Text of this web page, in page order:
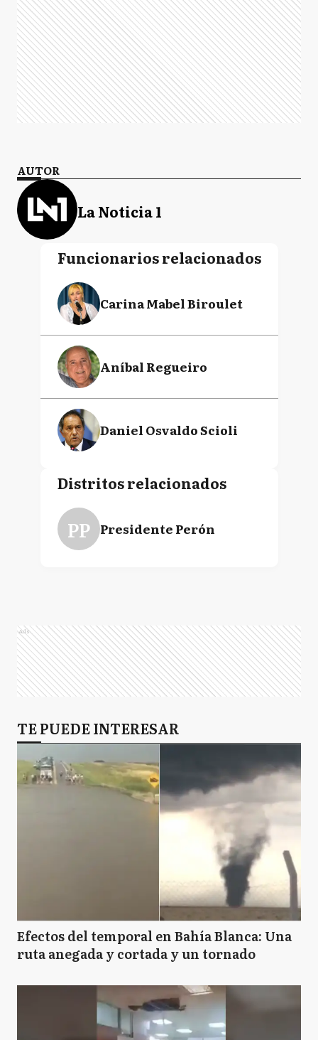
AUTOR
La Noticia 1
Funcionarios relacionados
Carina Mabel Biroulet
Aníbal Regueiro
Daniel Osvaldo Scioli
Distritos relacionados
PP Presidente Perón
Ads
TE PUEDE INTERESAR
Efectos del temporal en Bahía Blanca: Una
ruta anegada y cortada y un tornado